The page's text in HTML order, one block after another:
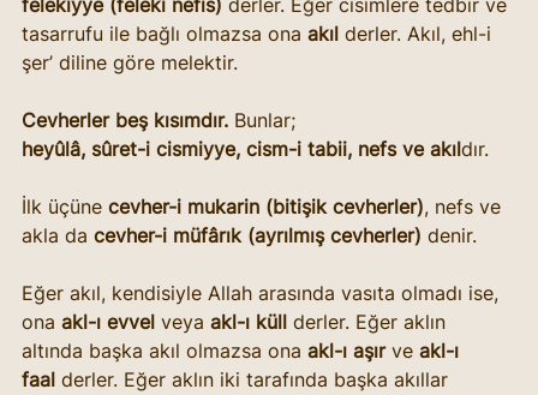
felekiyye (feleki nefis) derler. Eğer cisimlere tedbir ve
tasarrufu ile bağlı olmazsa ona akıl derler. Akıl, ehl-i
şer’ diline göre melektir.
Cevherler beş kısımdır. Bunlar;
heyûlâ, sûret-i cismiyye, cism-i tabii, nefs ve akıldır.
İlk üçüne cevher-i mukarin (bitişik cevherler), nefs ve
akla da cevher-i müfârık (ayrılmış cevherler) denir.
Eğer akıl, kendisiyle Allah arasında vasıta olmadı ise,
ona akl-ı evvel veya akl-ı küll derler. Eğer aklın
altında başka akıl olmazsa ona akl-ı aşır ve akl-ı
faal derler. Eğer aklın iki tarafında başka akıllar